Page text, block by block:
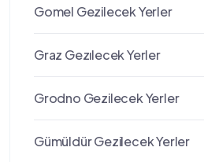
Gomel Gezilecek Yerler
Graz Gezılecek Yerler
Grodno Gezilecek Yerler
Gümüldür Gezilecek Yerler